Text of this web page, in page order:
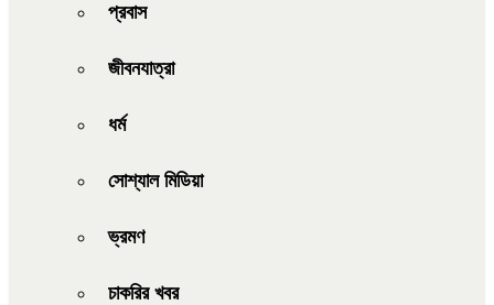
প্রবাস
জীবনযাত্রা
ধর্ম
সোশ্যাল মিডিয়া
ভ্রমণ
চাকরির খবর